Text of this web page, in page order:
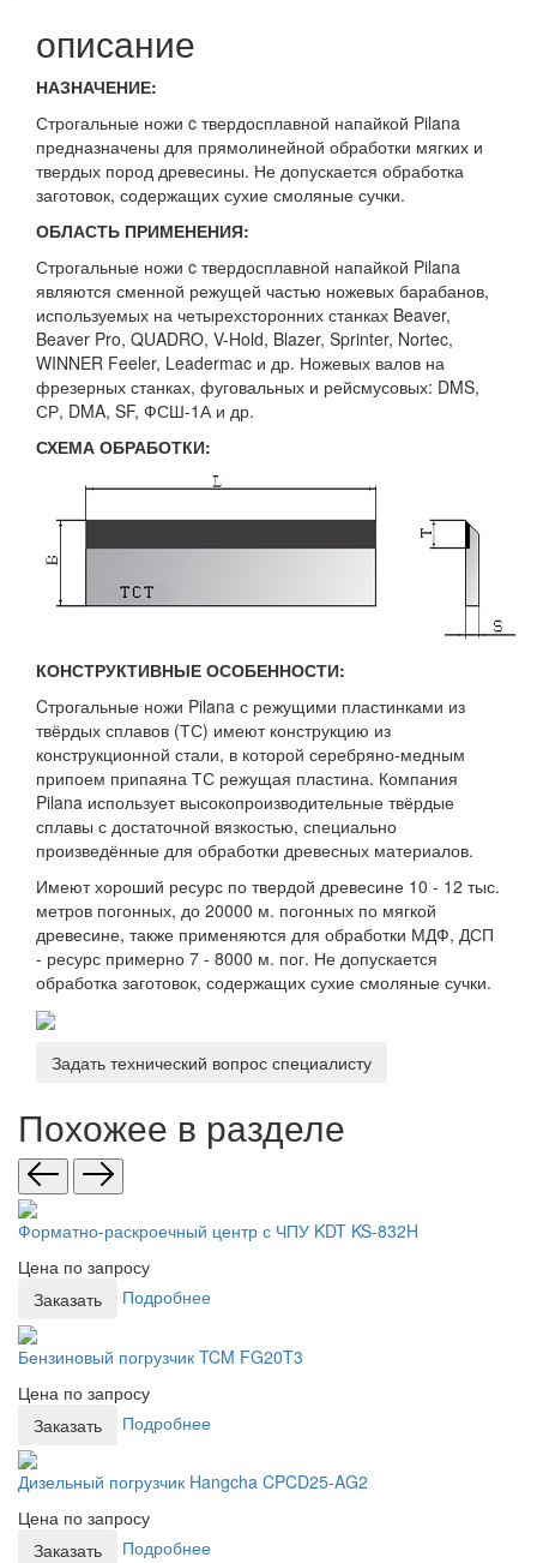
описание
НАЗНАЧЕНИЕ:
Строгальные ножи c твердосплавной напайкой Pilana
предназначены для прямолинейной обработки мягких и
твердых пород древесины. Не допускается обработка
заготовок, содержащих сухие смоляные сучки.
ОБЛАСТЬ ПРИМЕНЕНИЯ:
Строгальные ножи c твердосплавной напайкой Pilana
являются сменной режущей частью ножевых барабанов,
используемых на четырехсторонних станках Beaver,
Beaver Pro, QUADRO, V-Hold, Blazer, Sprinter, Nortec,
WINNER Feeler, Leadermac и др. Ножевых валов на
фрезерных станках, фуговальных и рейсмусовых: DMS,
СР, DMA, SF, ФСШ-1А и др.
СХЕМА ОБРАБОТКИ:
КОНСТРУКТИВНЫЕ ОСОБЕННОСТИ:
Cтрогальные ножи Pilana с режущими пластинками из
твёрдых сплавов (ТС) имеют конструкцию из
конструкционной стали, в которой серебряно-медным
припоем припаяна ТС режущая пластина. Компания
Pilana использует высокопроизводительные твёрдые
сплавы с достаточной вязкостью, специально
произведённые для обработки древесных материалов.
Имеют хороший ресурс по твердой древесине 10 - 12 тыс.
метров погонных, до 20000 м. погонных по мягкой
древесине, также применяются для обработки МДФ, ДСП
- ресурс примерно 7 - 8000 м. пог. Не допускается
обработка заготовок, содержащих сухие смоляные сучки.
Задать технический вопрос специалисту
Похожее в разделе
Форматно-раскроечный центр с ЧПУ KDT KS-832H
Цена по запросу
Заказать
Подробнее
Бензиновый погрузчик TCM FG20T3
Цена по запросу
Заказать
Подробнее
Дизельный погрузчик Hangcha CPCD25-AG2
Цена по запросу
Заказать
Подробнее